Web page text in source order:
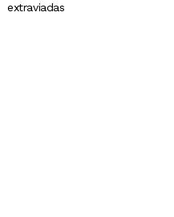
extraviadas